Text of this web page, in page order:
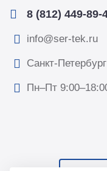
8 (812) 449-89-
info@ser-tek.ru
Санкт-
Пн–Пт